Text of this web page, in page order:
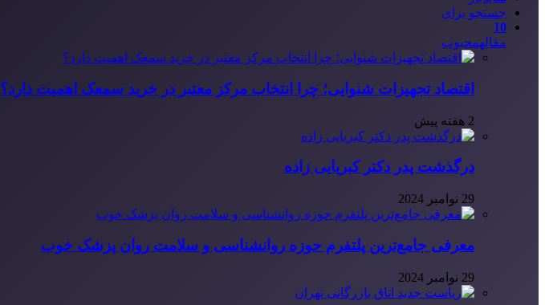
جستجو برای
10
مقالهمحبوب
اقتصاد تجهیزات شنوایی؛ چرا انتخاب مرکز معتبر در خرید سمعک اهمیت دارد؟
2 هفته پیش
درگذشت پدر دکتر کبریایی زاده
29 نوامبر 2024
معرفی جامع‌ترین پلتفرم حوزه روانشناسی و سلامت روان پزشک خوب
29 نوامبر 2024